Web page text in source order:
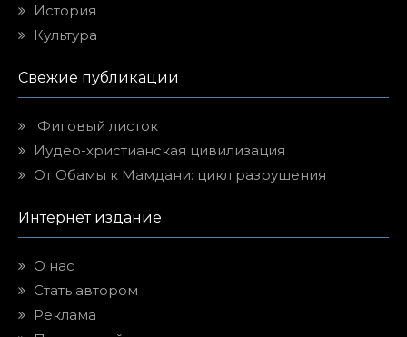
История
Культура
Свежие публикации
Фиговый листок
Иудео-христианская цивилизация
От Обамы к Мамдани: цикл разрушения
Интернет издание
О нас
Стать автором
Реклама